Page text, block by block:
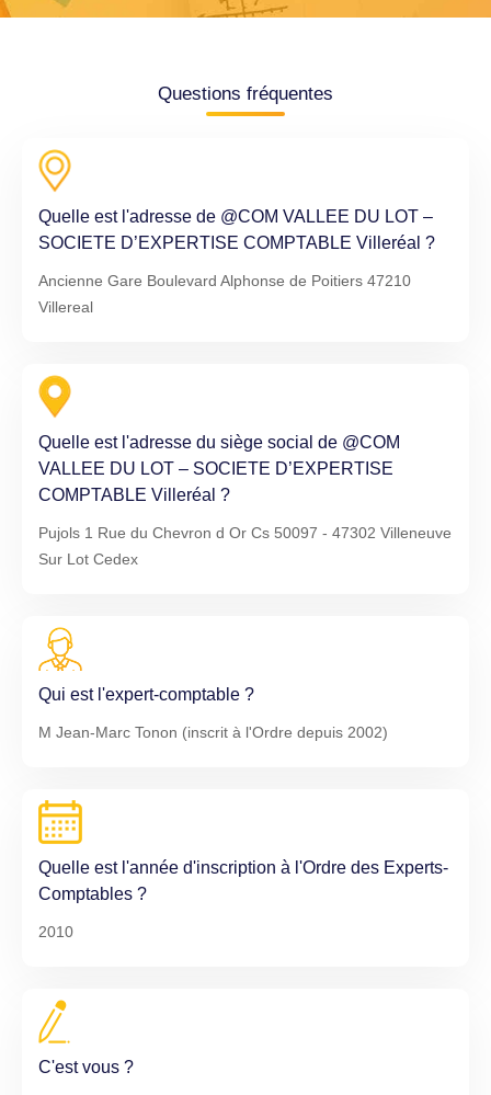
Questions fréquentes
Quelle est l'adresse de @COM VALLEE DU LOT –
SOCIETE D’EXPERTISE COMPTABLE Villeréal ?
Ancienne Gare Boulevard Alphonse de Poitiers 47210
Villereal
Quelle est l'adresse du siège social de @COM
VALLEE DU LOT – SOCIETE D’EXPERTISE
COMPTABLE Villeréal ?
Pujols 1 Rue du Chevron d Or Cs 50097 - 47302 Villeneuve
Sur Lot Cedex
Qui est l'expert-comptable ?
M Jean-Marc Tonon (inscrit à l'Ordre depuis 2002)
Quelle est l'année d'inscription à l'Ordre des Experts-
Comptables ?
2010
C'est vous ?